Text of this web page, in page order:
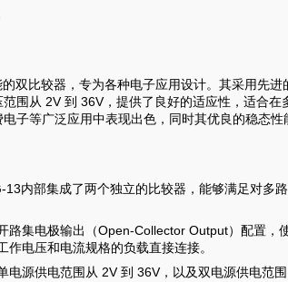
双比较器，专为各种电子应用设计。其采用先
围从 2V 到 36V，提供了良好的适应性，适合
子等广泛应用中表现出色，同时其优良的稳态性
13内部集成了两个独立的比较器，能够满足对多
路集电极输出（Open-Collector Output）配置，
作电压和电流规格的负载直接连接。
电源供电范围从 2V 到 36V，以及双电源供电范